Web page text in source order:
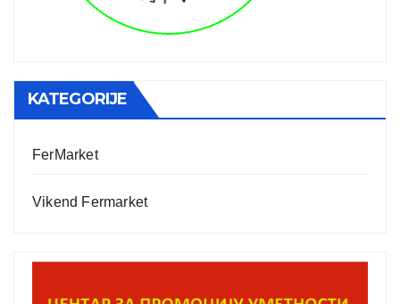
KATEGORIJE
FerMarket
Vikend Fermarket